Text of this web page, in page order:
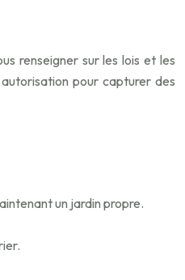
renseigner sur les lois et les
pour capturer des
un jardin propre.